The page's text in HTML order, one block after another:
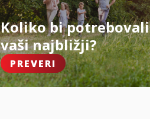
Koliko bi potrebovali
vaši najbližji?
PREVERI